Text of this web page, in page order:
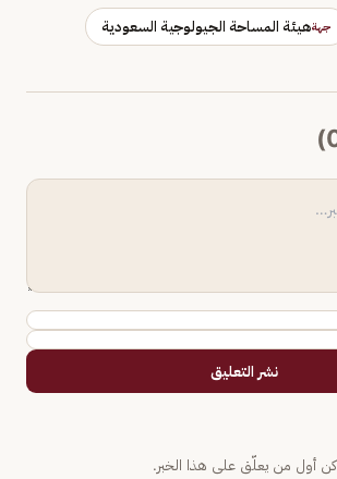
جهةهيئة المساحة الجيولوجية السعودية
)
نشر التعليق
كن أول من يعلّق على هذا الخبر.